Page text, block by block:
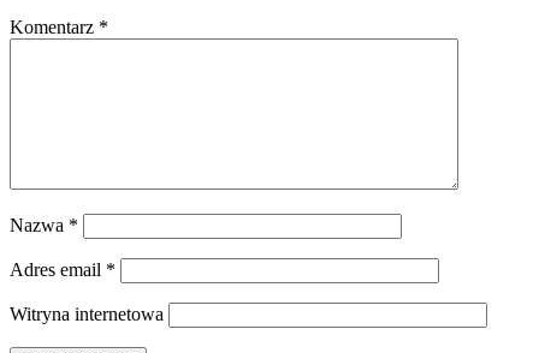
Komentarz *
Nazwa *
Adres email *
Witryna internetowa